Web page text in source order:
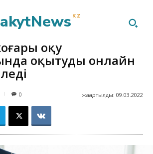
KZ
оқу
оқытудың онлайн
жаңартылды: 09.03.2022
0